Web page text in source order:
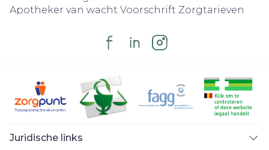
Apotheker van wacht Voorschrift Zorgtarieven
Juridische links